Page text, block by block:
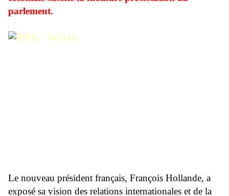
parlement.
Le nouveau président français, François Hollande, a
exposé sa vision des relations internationales et de la